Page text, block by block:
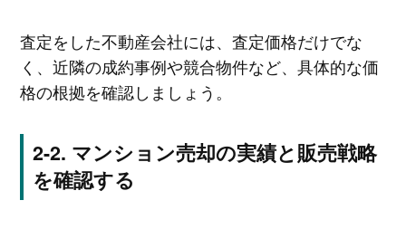
査定をした不動産会社には、査定価格だけでな
く、近隣の成約事例や競合物件など、具体的な価
格の根拠を確認しましょう。
マンション売却の実績と販売戦略
を確認する